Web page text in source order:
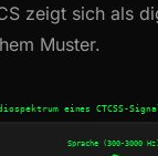
zeigt sich als
Muster.
eines CTCSS-
Sprache (300-3000 Hz)